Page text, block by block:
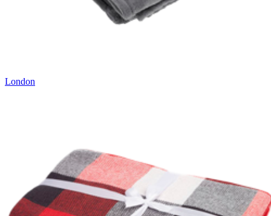
London